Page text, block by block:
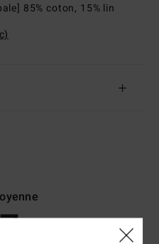
85% coton, 15% lin